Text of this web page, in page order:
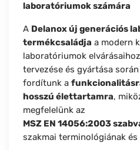
laboratóriumok számára
A Delanox új generációs
termékcsaládja a modern
laboratóriumok
tervezése és gyártása
fordítunk a
hosszú élettartamra,
megfelelünk az
MSZ EN 14056:2003
szakmai terminológiának